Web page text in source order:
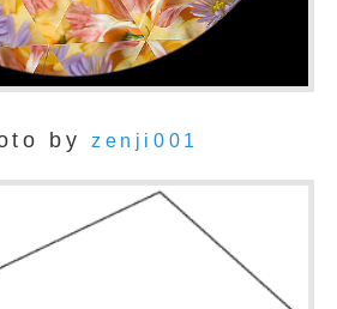
byzenji001